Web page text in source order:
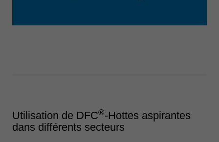
Utilisation de DFC®-Hottes aspirantes
dans différents secteurs